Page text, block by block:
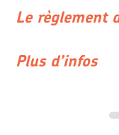
Le règlement
Plus d’infos